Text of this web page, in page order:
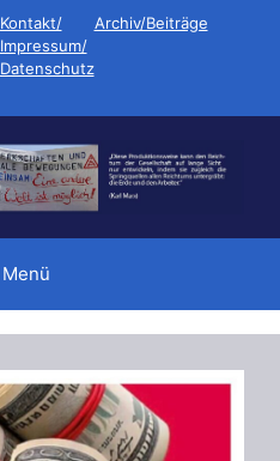
Kontakt/
Impressum/
Datenschutz
Archiv/Beiträge
Menü